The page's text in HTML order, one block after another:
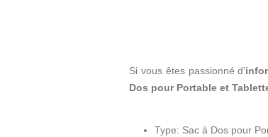
Si vous êtes passionné d'
Dos pour Portable et
Type: Sac à Dos pour